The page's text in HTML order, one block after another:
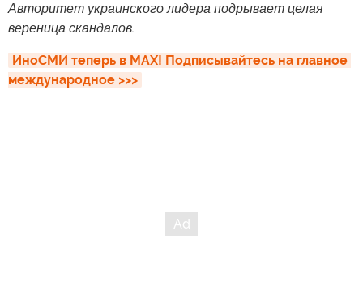
Авторитет украинского лидера подрывает целая
вереница скандалов.
ИноСМИ теперь в MAX! Подписывайтесь на главное
международное >>>